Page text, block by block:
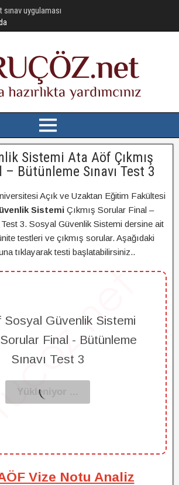
uygulaması
Sistemi Ata Aöf Çıkmış
Bütünleme Sınavı Test 3
Açık ve Uzaktan Eğitim Fakültesi
Sistemi Çıkmış Sorular Final –
Test 3. Sosyal Güvenlik Sistemi dersine ait
testleri ve çıkmış sorular. Aşağıdaki
tıklayarak testi başlatabilirsiniz..
Sosyal Güvenlik Sistemi
Sorular Final - Bütünleme
Sınavı Test 3
Vize Notu Analiz